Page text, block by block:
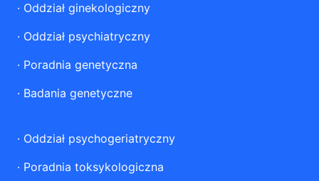
· Oddział ginekologiczny
· Oddział psychiatryczny
· Poradnia genetyczna
· Badania genetyczne
· Oddział psychogeriatryczny
· Poradnia toksykologiczna